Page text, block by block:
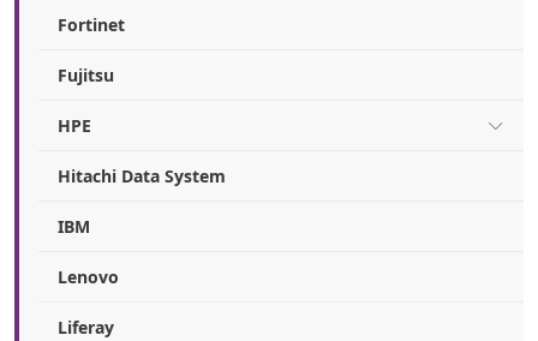
Fortinet
Fujitsu
HPE
Hitachi Data System
IBM
Lenovo
Liferay